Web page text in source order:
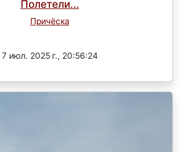
Полетели...
Причёска
7 июл. 2025 г., 20:56:24